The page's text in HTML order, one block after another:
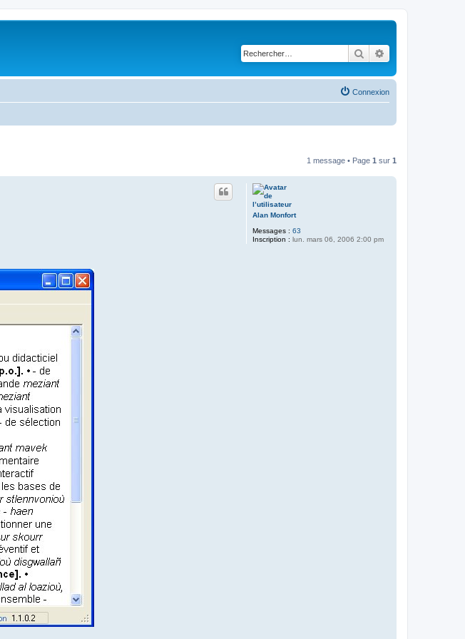
Rechercher
Connexion
1 message • Page 1 sur 1
Alan Monfort
Messages : 63
Inscription : lun. mars 06, 2006 2:00 pm